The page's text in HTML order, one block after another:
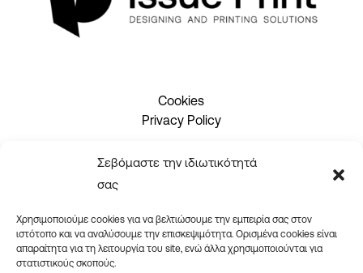
Σεβόμαστε την ιδιωτικότητά
σας
Χρησιμοποιούμε cookies για να βελτιώσουμε την εμπειρία σας στον
ιστότοπο και να αναλύσουμε την επισκεψιμότητα. Ορισμένα cookies είναι
απαραίτητα για τη λειτουργία του site, ενώ άλλα χρησιμοποιούνται για
στατιστικούς σκοπούς.
Cookies
Privacy Policy
2310 465660
info@issueprint.gr|ipsilou@gmail.com